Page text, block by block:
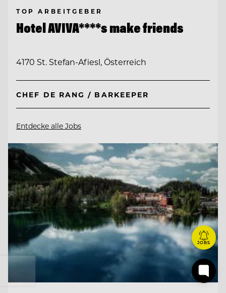
TOP ARBEITGEBER
Hotel AVIVA****s make friends
4170 St. Stefan-Afiesl, Österreich
CHEF DE RANG / BARKEEPER
Entdecke alle Jobs
JOBS